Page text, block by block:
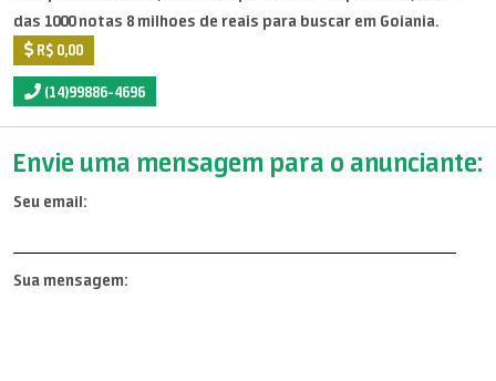
das 1000 notas 8 milhoes de reais para buscar em Goiania.
R$ 0,00
(14)99886-4696
Envie uma mensagem para o anunciante:
Seu email:
Sua mensagem: